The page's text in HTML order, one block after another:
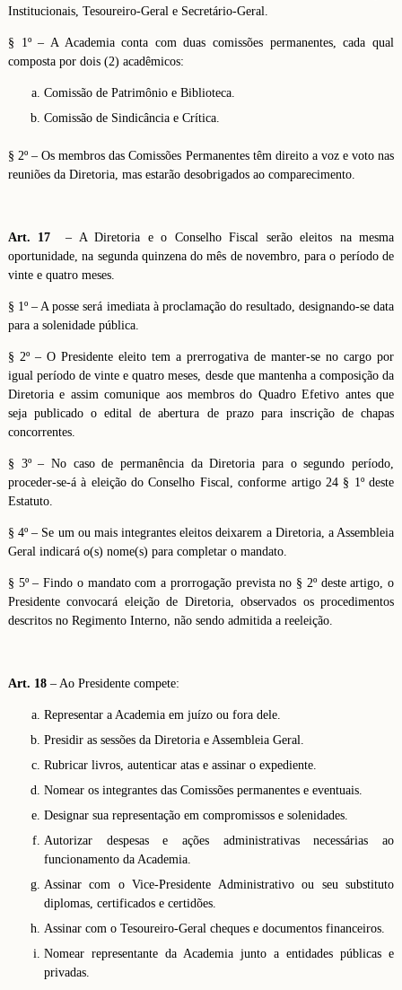
Institucionais, Tesoureiro-Geral e Secretário-Geral.
§ 1º – A Academia conta com duas comissões permanentes, cada qual
composta por dois (2) acadêmicos:
Comissão de Patrimônio e Biblioteca.
Comissão de Sindicância e Crítica.
§ 2º – Os membros das Comissões Permanentes têm direito a voz e voto nas
reuniões da Diretoria, mas estarão desobrigados ao comparecimento.
Art. 17 – A Diretoria e o Conselho Fiscal serão eleitos na mesma
oportunidade, na segunda quinzena do mês de novembro, para o período de
vinte e quatro meses.
§ 1º – A posse será imediata à proclamação do resultado, designando-se data
para a solenidade pública.
§ 2º – O Presidente eleito tem a prerrogativa de manter-se no cargo por
igual período de vinte e quatro meses, desde que mantenha a composição da
Diretoria e assim comunique aos membros do Quadro Efetivo antes que
seja publicado o edital de abertura de prazo para inscrição de chapas
concorrentes.
§ 3º – No caso de permanência da Diretoria para o segundo período,
proceder-se-á à eleição do Conselho Fiscal, conforme artigo 24 § 1º deste
Estatuto.
§ 4º – Se um ou mais integrantes eleitos deixarem a Diretoria, a Assembleia
Geral indicará o(s) nome(s) para completar o mandato.
§ 5º – Findo o mandato com a prorrogação prevista no § 2º deste artigo, o
Presidente convocará eleição de Diretoria, observados os procedimentos
descritos no Regimento Interno, não sendo admitida a reeleição.
Art. 18 – Ao Presidente compete:
Representar a Academia em juízo ou fora dele.
Presidir as sessões da Diretoria e Assembleia Geral.
Rubricar livros, autenticar atas e assinar o expediente.
Nomear os integrantes das Comissões permanentes e eventuais.
Designar sua representação em compromissos e solenidades.
Autorizar despesas e ações administrativas necessárias ao
funcionamento da Academia.
Assinar com o Vice-Presidente Administrativo ou seu substituto
diplomas, certificados e certidões.
Assinar com o Tesoureiro-Geral cheques e documentos financeiros.
Nomear representante da Academia junto a entidades públicas e
privadas.